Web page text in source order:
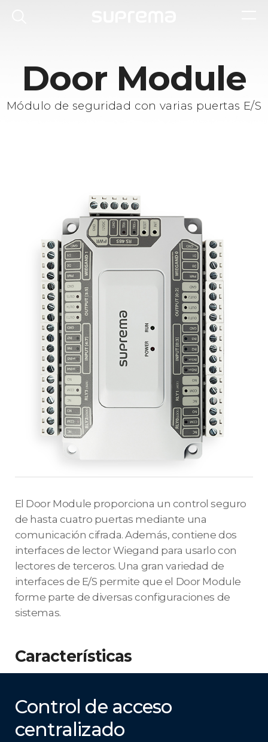
Door Module
Módulo de seguridad con varias puertas E/S
El Door Module proporciona un control seguro
de hasta cuatro puertas mediante una
comunicación cifrada. Además, contiene dos
interfaces de lector Wiegand para usarlo con
lectores de terceros. Una gran variedad de
interfaces de E/S permite que el Door Module
forme parte de diversas configuraciones de
sistemas.
Características
Control de acceso
centralizado